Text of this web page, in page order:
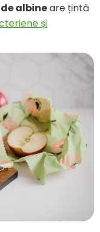
albineare țintă
și